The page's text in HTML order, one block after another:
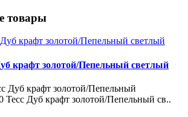
товары
крафт золотой/Пепельный светлый
Дуб крафт золотой/Пепельный
Тесс Дуб крафт золотой/Пепельный св..